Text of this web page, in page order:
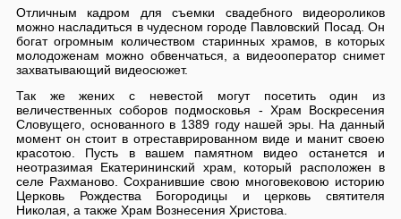
Отличным кадром для съемки свадебного видеороликов
можно насладиться в чудесном городе Павловский Посад. Он
богат огромным количеством старинных храмов, в которых
молодоженам можно обвенчаться, а видеооператор снимет
захватывающий видеосюжет.
Так же жених с невестой могут посетить один из
величественных соборов подмосковья - Храм Воскресения
Словущего, основанного в 1389 году нашей эры. На данный
момент он стоит в отреставрированном виде и манит своею
красотою. Пусть в вашем памятном видео останется и
неотразимая Екатерининский храм, который расположен в
селе Рахманово. Сохранившие свою многовековою историю
Церковь Рождества Богородицы и церковь святителя
Николая, а также Храм Вознесения Христова.